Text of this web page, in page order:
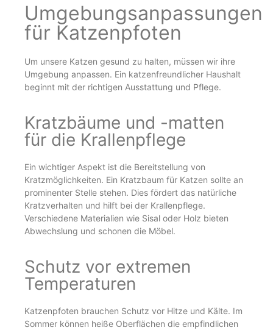
Umgebungsanpassungen
für Katzenpfoten
Um unsere Katzen gesund zu halten, müssen wir ihre
Umgebung anpassen. Ein katzenfreundlicher Haushalt
beginnt mit der richtigen Ausstattung und Pflege.
Kratzbäume und -matten
für die Krallenpflege
Ein wichtiger Aspekt ist die Bereitstellung von
Kratzmöglichkeiten. Ein Kratzbaum für Katzen sollte an
prominenter Stelle stehen. Dies fördert das natürliche
Kratzverhalten und hilft bei der Krallenpflege.
Verschiedene Materialien wie Sisal oder Holz bieten
Abwechslung und schonen die Möbel.
Schutz vor extremen
Temperaturen
Katzenpfoten brauchen Schutz vor Hitze und Kälte. Im
Sommer können heiße Oberflächen die empfindlichen